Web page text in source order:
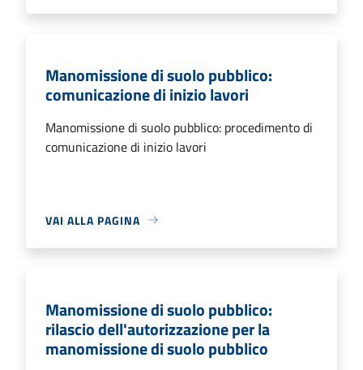
Manomissione di suolo pubblico:
comunicazione di inizio lavori
Manomissione di suolo pubblico: procedimento di
comunicazione di inizio lavori
VAI ALLA PAGINA
Manomissione di suolo pubblico:
rilascio dell'autorizzazione per la
manomissione di suolo pubblico